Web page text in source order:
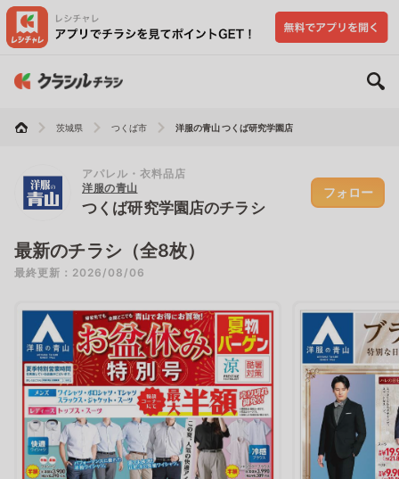
茨城県 つくば市 洋服の青山 つくば研究学園店
アパレル・衣料品店
洋服の青山
つくば研究学園店のチラシ
フォロー
最新のチラシ（全8枚）
最終更新：2026/08/06